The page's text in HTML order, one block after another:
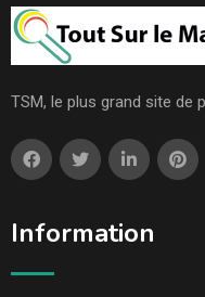
TSM, le plus grand site de
Information